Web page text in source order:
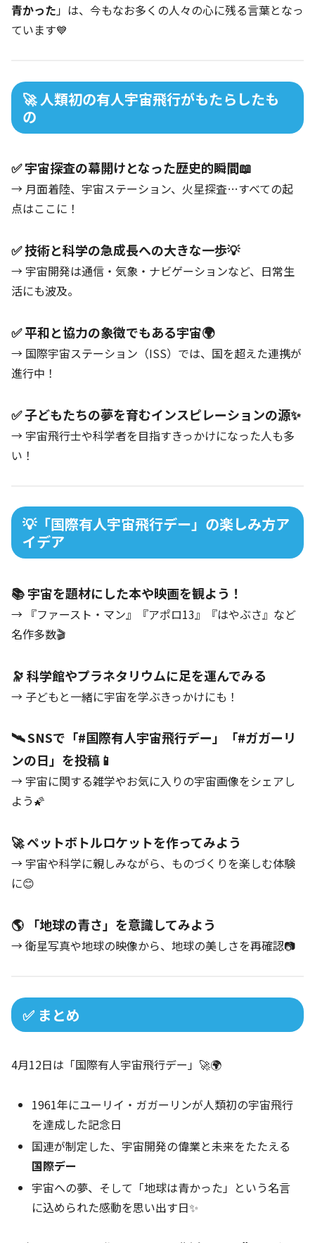
青かった」は、今もなお多くの人々の心に残る言葉となっ
ています💙
🚀 人類初の有人宇宙飛行がもたらしたも
の
✅ 宇宙探査の幕開けとなった歴史的瞬間📖
→ 月面着陸、宇宙ステーション、火星探査…すべての起
点はここに！
✅ 技術と科学の急成長への大きな一歩💡
→ 宇宙開発は通信・気象・ナビゲーションなど、日常生
活にも波及。
✅ 平和と協力の象徴でもある宇宙🌍
→ 国際宇宙ステーション（ISS）では、国を超えた連携が
進行中！
✅ 子どもたちの夢を育むインスピレーションの源✨
→ 宇宙飛行士や科学者を目指すきっかけになった人も多
い！
💡「国際有人宇宙飛行デー」の楽しみ方ア
イデア
📚 宇宙を題材にした本や映画を観よう！
→ 『ファースト・マン』『アポロ13』『はやぶさ』など
名作多数🎬
🔭 科学館やプラネタリウムに足を運んでみる
→ 子どもと一緒に宇宙を学ぶきっかけにも！
🛰 SNSで「#国際有人宇宙飛行デー」「#ガガーリ
ンの日」を投稿📱
→ 宇宙に関する雑学やお気に入りの宇宙画像をシェアし
よう🌠
🚀 ペットボトルロケットを作ってみよう
→ 宇宙や科学に親しみながら、ものづくりを楽しむ体験
に😊
🌎 「地球の青さ」を意識してみよう
→ 衛星写真や地球の映像から、地球の美しさを再確認📷
✅ まとめ
4月12日は「国際有人宇宙飛行デー」🚀🌍
1961年にユーリイ・ガガーリンが人類初の宇宙飛行
を達成した記念日
国連が制定した、宇宙開発の偉業と未来をたたえる
国際デー
宇宙への夢、そして「地球は青かった」という名言
に込められた感動を思い出す日✨